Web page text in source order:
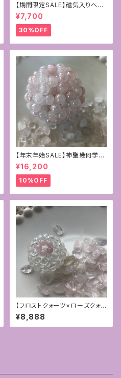
【期間限定SALE】磁気入りヘマ
タイトの6mmフラーレン〜守
護〜
¥7,700
30%OFF
【年末年始SALE】神聖幾何学フ
ラーレン＊ローズオーラクォーツ
8mm
¥16,200
10%OFF
【フロストクォーツ×ローズクォ
ーツ】乙女な神聖幾何学フラー
レン4mm
¥8,888